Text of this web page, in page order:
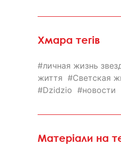
Хмара тегів
личная жизнь
життя
Светская
Dzidzio
новости
Матеріали на